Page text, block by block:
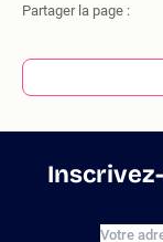
Partager la page :